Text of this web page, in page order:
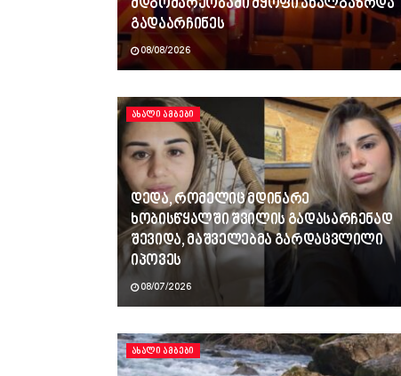
მდგომარეობაში მყოფი ახალგაზრდა
გადაარჩინეს
08/08/2026
ᲐᲮᲐᲚᲘ ᲐᲛᲑᲔᲑᲘ
დედა, რომელიც მდინარე
ხობისწყალში შვილის გადასარჩენად
შევიდა, მაშველებმა გარდაცვლილი
იპოვეს
08/07/2026
ᲐᲮᲐᲚᲘ ᲐᲛᲑᲔᲑᲘ